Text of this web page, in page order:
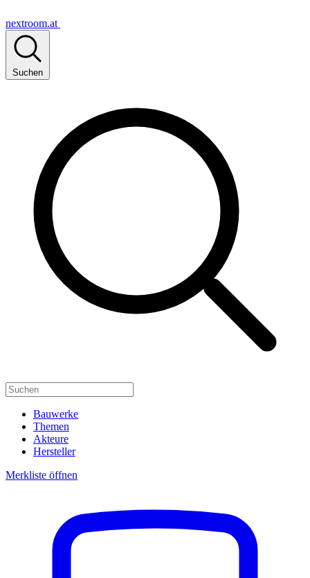
nextroom.at
Suchen
Bauwerke
Themen
Akteure
Hersteller
Merkliste öffnen